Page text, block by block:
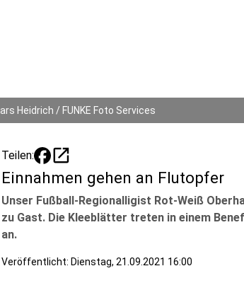
Lars Heidrich / FUNKE Foto Services
Teilen: open_in_new
Einnahmen gehen an Flutopfer
Unser Fußball-Regionalligist Rot-Weiß
zu Gast. Die Kleeblätter treten in einem
an.
Veröffentlicht: Dienstag, 21.09.2021 16:00